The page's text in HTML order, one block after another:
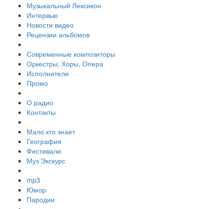
Музыкальный Лексикон
Интервью
Новости видео
Рецензии альбомов
Современные композиторы
Оркестры, Хоры, Опера
Исполнители
Промо
О радио
Контакты
Мало кто знает
География
Фестивали
Муз Экскурс
mp3
Юмор
Пародии